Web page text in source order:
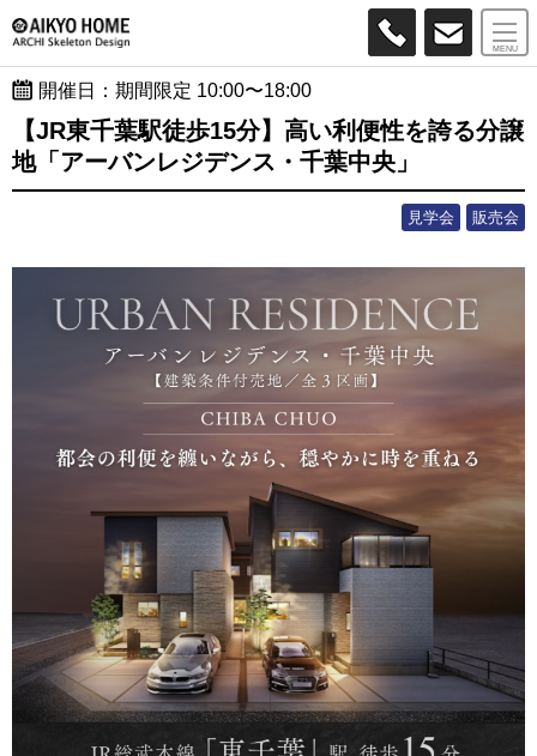
開催日：期間限定 10:00〜18:00
【JR東千葉駅徒歩15分】高い利便性を誇る分譲
地「アーバンレジデンス・千葉中央」
見学会 販売会
MENU